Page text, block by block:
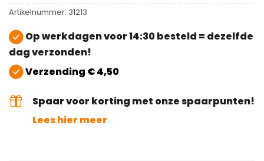
Artikelnummer: 31213
Op werkdagen voor 14:30 besteld = dezelfde
dag verzonden!
Verzending € 4,50
Spaar voor korting met onze spaarpunten!
Lees hier meer